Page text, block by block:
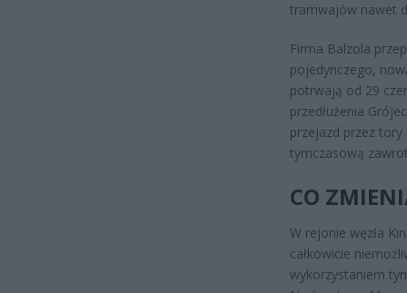
tramwajów nawet
Firma Balzola
pojedynczego,
potrwają od 29
przedłużenia
przejazd przez
tymczasową
CO
W rejonie węzła
całkowicie
wykorzystaniem